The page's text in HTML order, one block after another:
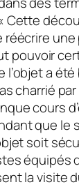
Cette
une
pouvoir
a
charrié
cours
que le
soit
équipés
la visite